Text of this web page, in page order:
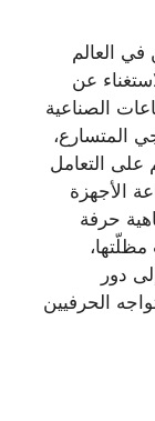
العالم
عن
الصناعية
المتسارع،
على التعامل
الأجهزة
حرفة
دور
الحرفيين